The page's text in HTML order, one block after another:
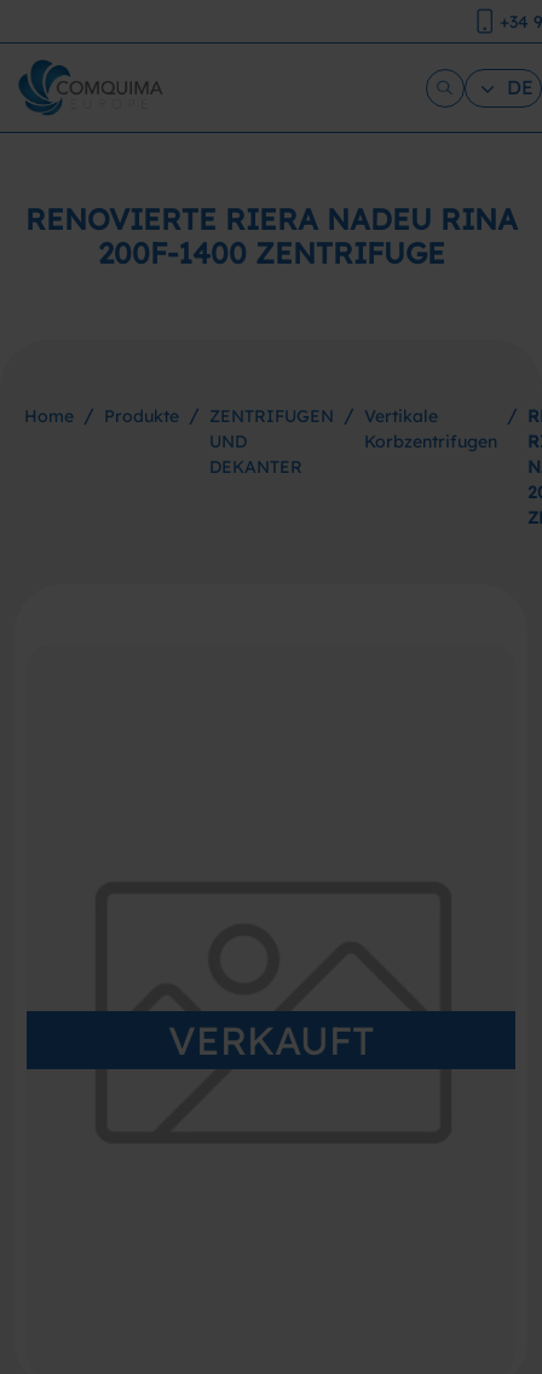
+34
DE
RENOVIERTE RIERA NADEU RINA
200F-1400 ZENTRIFUGE
Home / Produkte / ZENTRIFUGEN
UND
DEKANTER
/ Vertikale
Korbzentrifugen
/
VERKAUFT